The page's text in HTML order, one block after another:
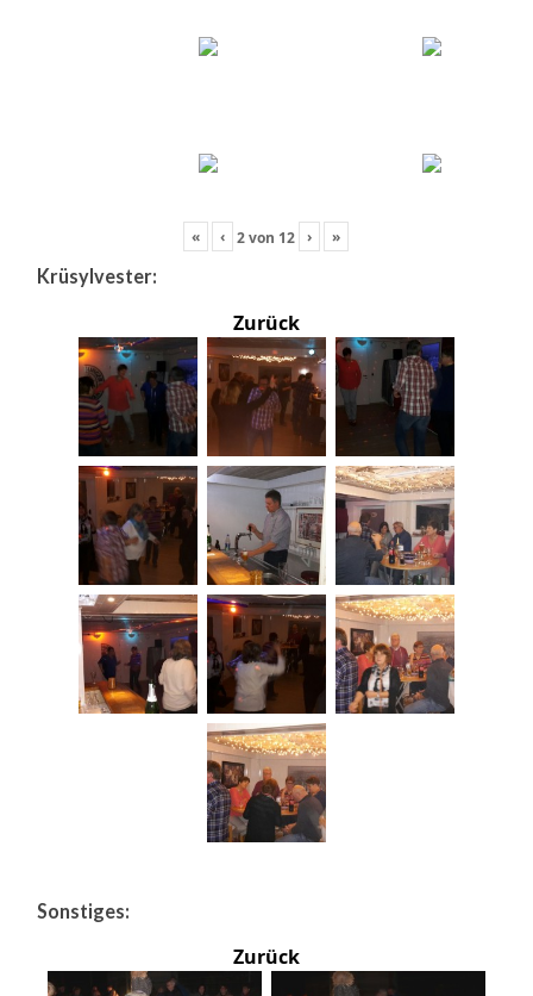
« ‹ 2von 12 › »
Krüsylvester:
Zurück
Sonstiges:
Zurück